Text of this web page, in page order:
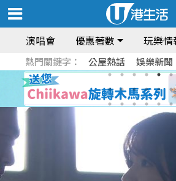
演唱會 優惠著數 玩樂情
熱門關鍵字： 公屋熱話 娛樂新聞